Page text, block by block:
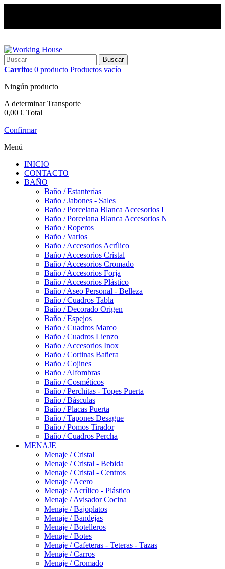
Buscar
Carrito: 0 producto Productos vacío
Ningún producto
A determinarTransporte
0,00 € Total
Confirmar
Menú
INICIO
CONTACTO
BAÑO
Baño / Estanterías
Baño / Jabones - Sales
Baño / Porcelana Blanca Accesorios I
Baño / Porcelana Blanca Accesorios N
Baño / Roperos
Baño / Varios
Baño / Accesorios Acrílico
Baño / Accesorios Cristal
Baño / Accesorios Cromado
Baño / Accesorios Forja
Baño / Accesorios Plástico
Baño / Aseo Personal - Belleza
Baño / Cuadros Tabla
Baño / Decorado Origen
Baño / Espejos
Baño / Cuadros Marco
Baño / Cuadros Lienzo
Baño / Accesorios Inox
Baño / Cortinas Bañera
Baño / Cojines
Baño / Alfombras
Baño / Cosméticos
Baño / Perchitas - Topes Puerta
Baño / Básculas
Baño / Placas Puerta
Baño / Tapones Desague
Baño / Pomos Tirador
Baño / Cuadros Percha
MENAJE
Menaje / Cristal
Menaje / Cristal - Bebida
Menaje / Cristal - Centros
Menaje / Acero
Menaje / Acrílico - Plástico
Menaje / Avisador Cocina
Menaje / Bajoplatos
Menaje / Bandejas
Menaje / Botelleros
Menaje / Botes
Menaje / Cafeteras - Teteras - Tazas
Menaje / Carros
Menaje / Cromado